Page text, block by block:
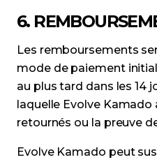
6.
Les remboursements
mode de paiement
au plus tard dans les 14
laquelle Evolve Kamado
retournés ou la preuve
Evolve Kamado peut